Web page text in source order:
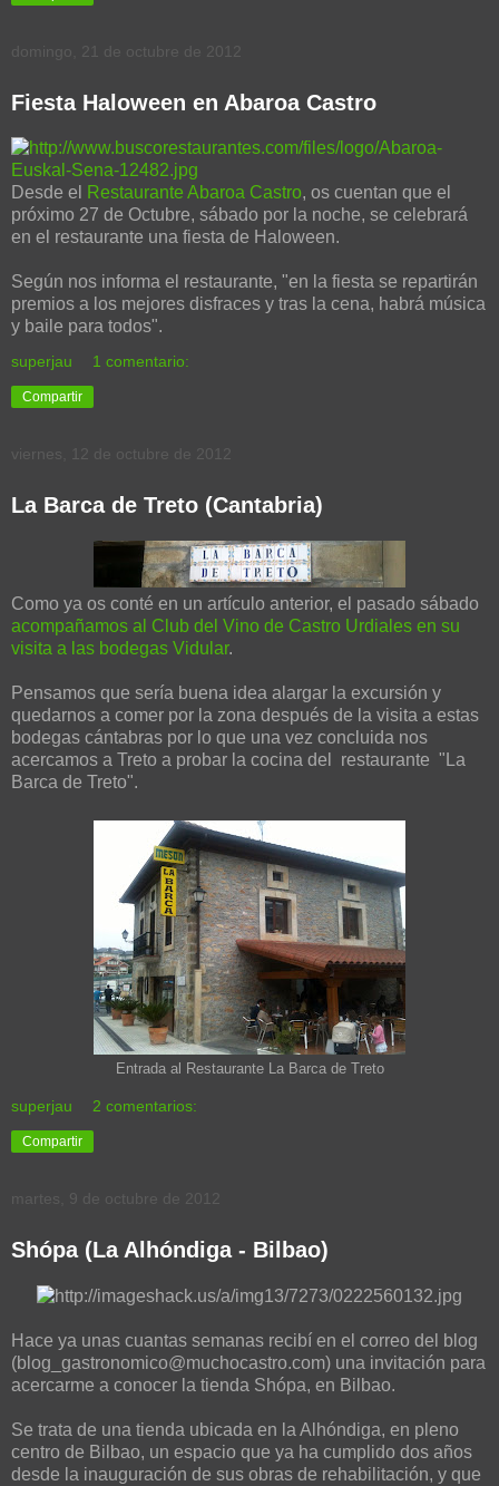
domingo, 21 de octubre de 2012
Fiesta Haloween en Abaroa Castro
Desde el Restaurante Abaroa Castro, os cuentan que el
próximo 27 de Octubre, sábado por la noche, se celebrará
en el restaurante una fiesta de Haloween.
Según nos informa el restaurante, "en la fiesta se repartirán
premios a los mejores disfraces y tras la cena, habrá música
y baile para todos".
superjau 1 comentario:
Compartir
viernes, 12 de octubre de 2012
La Barca de Treto (Cantabria)
Como ya os conté en un artículo anterior, el pasado sábado
acompañamos al Club del Vino de Castro Urdiales en su
visita a las bodegas Vidular.
Pensamos que sería buena idea alargar la excursión y
quedarnos a comer por la zona después de la visita a estas
bodegas cántabras por lo que una vez concluida nos
acercamos a Treto a probar la cocina del restaurante "La
Barca de Treto".
Entrada al Restaurante La Barca de Treto
superjau 2 comentarios:
Compartir
martes, 9 de octubre de 2012
Shópa (La Alhóndiga - Bilbao)
Hace ya unas cuantas semanas recibí en el correo del blog
(blog_gastronomico@muchocastro.com) una invitación para
acercarme a conocer la tienda Shópa, en Bilbao.
Se trata de una tienda ubicada en la Alhóndiga, en pleno
centro de Bilbao, un espacio que ya ha cumplido dos años
desde la inauguración de sus obras de rehabilitación, y que